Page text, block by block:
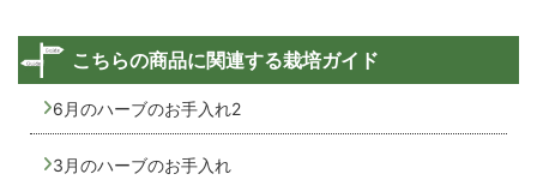
こちらの商品に関連する栽培ガイド
6月のハーブのお手入れ2
3月のハーブのお手入れ